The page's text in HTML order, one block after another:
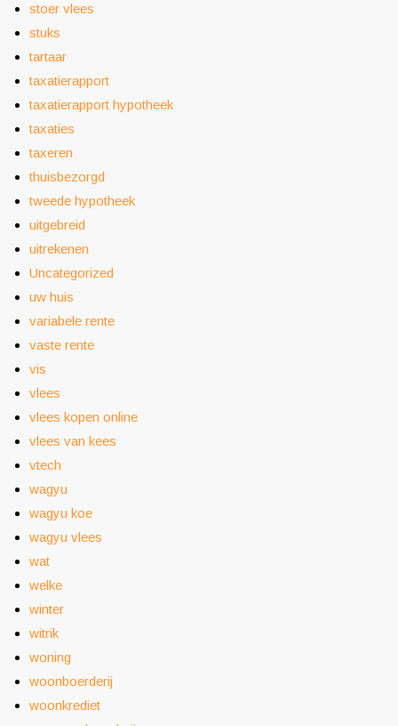
stoer vlees
stuks
tartaar
taxatierapport
taxatierapport hypotheek
taxaties
taxeren
thuisbezorgd
tweede hypotheek
uitgebreid
uitrekenen
Uncategorized
uw huis
variabele rente
vaste rente
vis
vlees
vlees kopen online
vlees van kees
vtech
wagyu
wagyu koe
wagyu vlees
wat
welke
winter
witrik
woning
woonboerderij
woonkrediet